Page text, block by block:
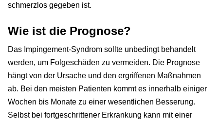
schmerzlos gegeben ist.
Wie ist die Prognose?
Das Impingement-Syndrom sollte unbedingt behandelt
werden, um Folgeschäden zu vermeiden. Die Prognose
hängt von der Ursache und den ergriffenen Maßnahmen
ab. Bei den meisten Patienten kommt es innerhalb einiger
Wochen bis Monate zu einer wesentlichen Besserung.
Selbst bei fortgeschrittener Erkrankung kann mit einer